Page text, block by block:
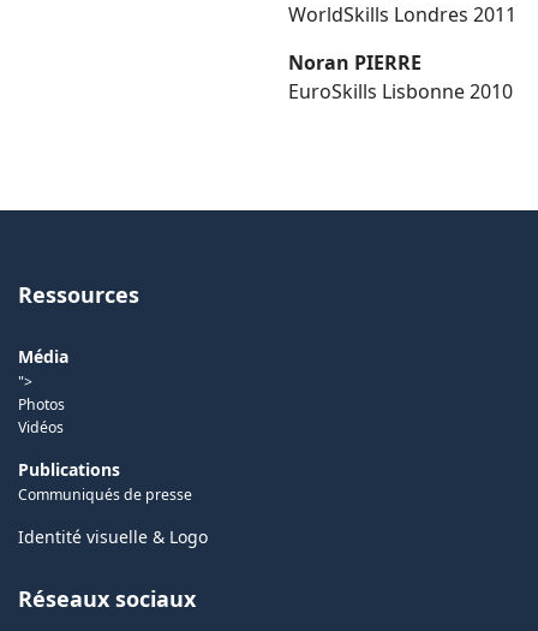
WorldSkills Londres 2011
Noran PIERRE
EuroSkills Lisbonne 2010
Ressources
Média
">
Photos
Vidéos
Publications
Communiqués de presse
Identité visuelle & Logo
Réseaux sociaux